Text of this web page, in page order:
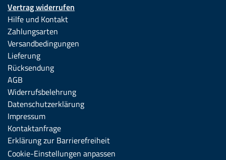
Vertrag widerrufen
Hilfe und Kontakt
Zahlungsarten
Versandbedingungen
Lieferung
Rücksendung
AGB
Widerrufsbelehrung
Datenschutzerklärung
Impressum
Kontaktanfrage
Erklärung zur Barrierefreiheit
Cookie-Einstellungen anpassen